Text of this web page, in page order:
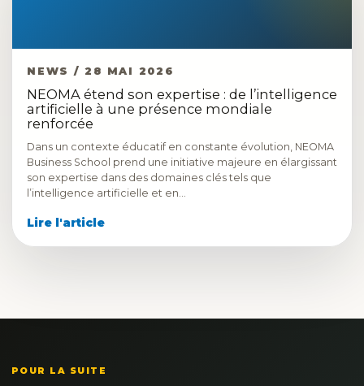
NEWS / 28 MAI 2026
NEOMA étend son expertise : de l’intelligence
artificielle à une présence mondiale
renforcée
Dans un contexte éducatif en constante évolution, NEOMA
Business School prend une initiative majeure en élargissant
son expertise dans des domaines clés tels que
l’intelligence artificielle et en…
Lire l'article
POUR LA SUITE